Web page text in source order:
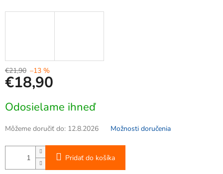
€21,90 –13 %
€18,90
cena:
Odosielame ihneď
Môžeme doručiť do: 12.8.2026 Možnosti doručenia
Pridať do košíka